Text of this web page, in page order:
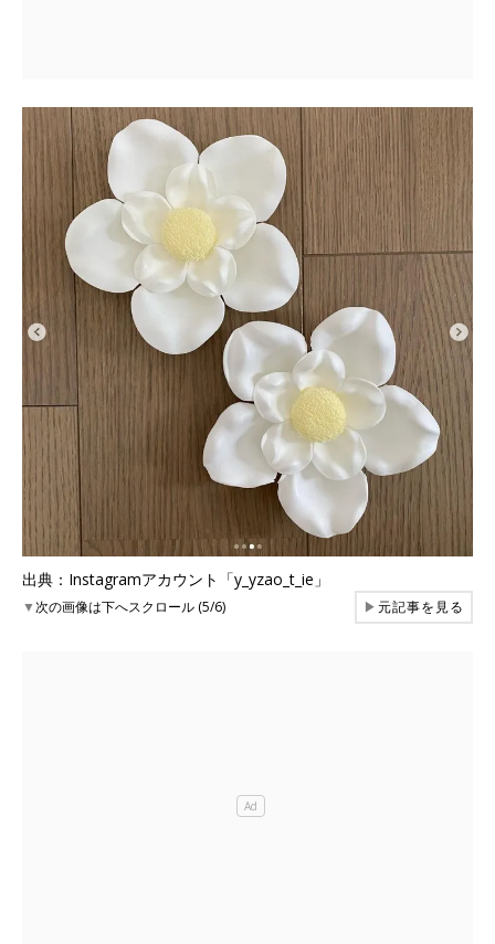
出典：Instagramアカウント「y_yzao_t_ie」
▼次の画像は下へスクロール (5/6) ▶元記事を見る